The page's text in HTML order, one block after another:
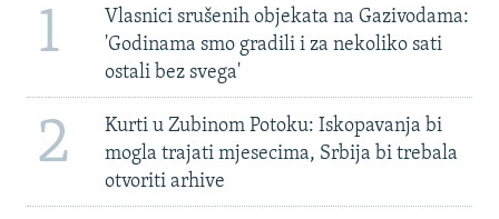
1
Vlasnici srušenih objekata na Gazivodama:
'Godinama smo gradili i za nekoliko sati
ostali bez svega'
2
Kurti u Zubinom Potoku: Iskopavanja bi
mogla trajati mjesecima, Srbija bi trebala
otvoriti arhive